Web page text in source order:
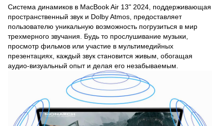
Система динамиков в MacBook Air 13" 2024, поддерживающая
пространственный звук и Dolby Atmos, предоставляет
пользователю уникальную возможность погрузиться в мир
трехмерного звучания. Будь то прослушивание музыки,
просмотр фильмов или участие в мультимедийных
презентациях, каждый звук становится живым, обогащая
аудио-визуальный опыт и делая его незабываемым.